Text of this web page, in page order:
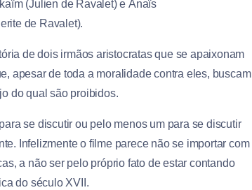
(Julien de Ravalet) e Anaïs
de Ravalet).
de dois irmãos aristocratas que se apaixonam
apesar de toda a moralidade contra eles, buscam
do qual são proibidos.
se discutir ou pelo menos um para se discutir
Infelizmente o filme parece não se importar com
a não ser pelo próprio fato de estar contando
do século XVII.